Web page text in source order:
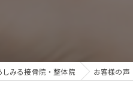
みる接骨院・整体院 お客様の声